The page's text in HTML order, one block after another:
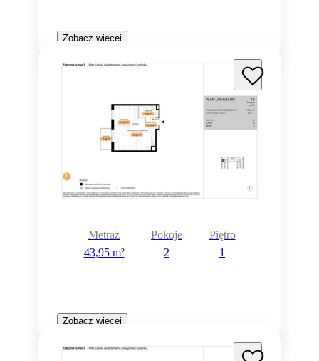
Zobacz więcej
Metraż
43,95 m²
Pokoje
2
Piętro
1
Zobacz więcej